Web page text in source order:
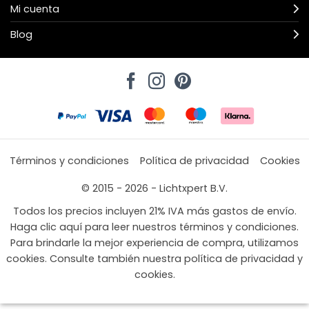
Mi cuenta
Blog
Términos y condiciones Política de privacidad
Cookies
© 2015 - 2026 - Lichtxpert B.V.
Todos los precios incluyen 21% IVA más gastos de envío.
Haga clic aquí para leer nuestros términos y condiciones.
Para brindarle la mejor experiencia de compra, utilizamos
cookies. Consulte también nuestra política de privacidad y
cookies.